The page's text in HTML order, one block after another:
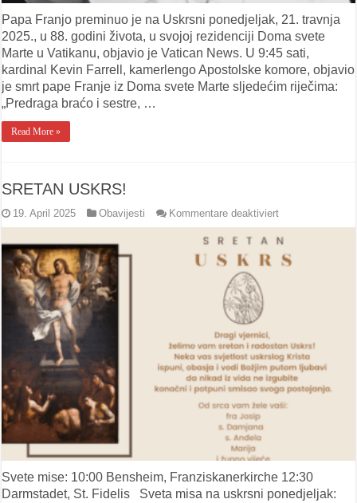
Papa Franjo preminuo je na Uskrsni ponedjeljak, 21. travnja
2025., u 88. godini života, u svojoj rezidenciji Doma svete
Marte u Vatikanu, objavio je Vatican News. U 9:45 sati,
kardinal Kevin Farrell, kamerlengo Apostolske komore, objavio
je smrt pape Franje iz Doma svete Marte sljedećim riječima:
„Predraga braćo i sestre, …
Read More »
SRETAN USKRS!
19. April 2025 Obavijesti Kommentare deaktiviertfür
SRETAN
USKRS!
Svete mise: 10:00 Bensheim, Franziskanerkirche 12:30
Darmstadet, St. Fidelis Sveta misa na uskrsni ponedjeljak: